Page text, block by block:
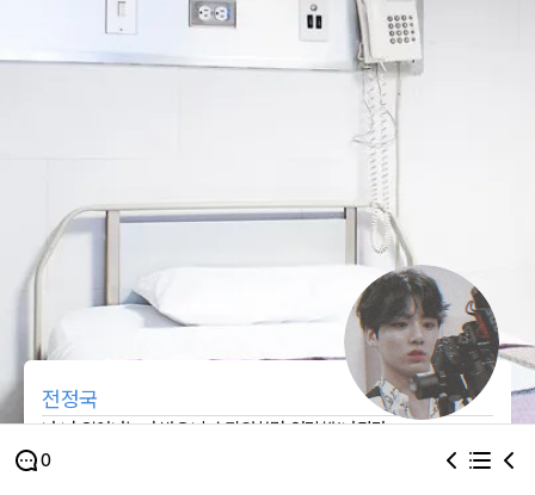
전정국
나 너 일어나는거 봤으니까 퇴원하면 연락해(나간다
0